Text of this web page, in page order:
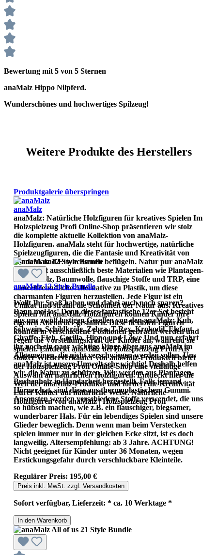
Bewertung mit 5 von 5 Sternen
anaMalz Hippo Nilpferd.
Wunderschönes und hochwertiges Spilzeug!
Weitere Produkte des Herstellers
Produktgalerie überspringen
anaMalz
anaMalz: Natürliche Holzfiguren für kreatives Spielen Im
Holzspielzeug Profi Online-Shop präsentieren wir stolz
die komplette aktuelle Kollektion von anaMalz-
Holzfiguren. anaMalz steht für hochwertige, natürliche
Spielzeugfiguren, die die Fantasie und Kreativität von
Kindern und Erwachsenen beflügeln. Natur pur anaMalz
verwendet ausschließlich beste Materialien wie Plantagen-
Buchenholz, Baumwolle, flauschige Stoffe und TRP, eine
umwetfreundliche Alternative zu Plastik, um diese
charmanten Figuren herzustellen. Jede Figur ist ein
Unikat und strahlt die Schönheit der Natur aus. Kreatives
Spielen Mit anaMalz-Holzfiguren können Kinder ihre
eigenen Abenteuer gestalten. Diese flexiblen Figuren
können in verschiedene Positionen gebracht werden und
regen die Vorstellungskraft der Kinder an, während sie
spielen. Entdeckt anaMalz bei Holzspielzeug Profi Als
stolzer Wiederverkäufer von anaMalz-Produkten bietet
der Holzspielzeug Profi Online-Shop eine vielfältige
Auswahl an natürlichen Holzfiguren. Entdeckt hier die
Welt der anaMalz-Produkte und fördert die Kreativität
Eurer Kinder auf natürliche Weise. Natürliche
Holzfiguren von anaMalz | Holzspielzeug Profi
anaMalz 12 Style Bundle
Wollt Ihr Spaß haben und dabei auch noch sparen?
Dann mal los! Denn dieses fantastische 12er Set besteht
aus uns zwölf lustigen Gesellen von den anaMalz: Kuh,
Schwein, Schildkröte, Zebra, T-Rex, Krokodil, Elefant,
Giraffe, Elch, Gorilla. Hippo und Löwe Und nun erfahrt
ihr noch ein paar wichtige Dinge über uns anaMalz im
Allgemeinen, die nicht verschwiegen werden sollen. Uns
anaMalz ist unsere Umwelt sehr wichtig! Deshalb helfen
wir, die Natur zu schützen. Wir werden aus Plantagen-
Buchenholz in Handarbeit hergestellt. Falls jemand
Hörner hat, sind diese aus thermoplastischem Gummi.
Ansonsten werden verschiedene Stoffe verwendet, die uns
so hübsch machen, wie z.B. ein flauschiger, biegsamer,
wunderbarer Hals. Für ein lebendiges Spielen sind unsere
Glieder beweglich. Denn wenn man beim Verstecken
spielen immer nur in der gleichen Ecke sitzt, ist es doch
langweilig. Altersempfehlung: ab 3 Jahre. ACHTUNG!
Nicht geeignet für Kinder unter 36 Monaten, wegen
Erstickungsgefahr durch verschluckbare Kleinteile.
Regulärer Preis: 195,00 €
Preis inkl. MwSt. zzgl. Versandkosten
Sofort verfügbar, Lieferzeit: * ca. 10 Werktage *
In den Warenkorb